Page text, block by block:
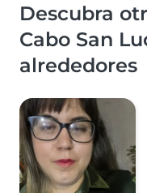
Descubra
Cabo San
alrededores